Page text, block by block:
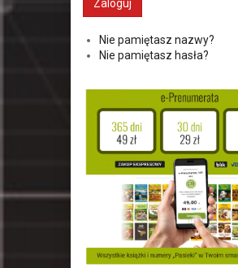
Nie pamiętasz nazwy?
Nie pamiętasz hasła?